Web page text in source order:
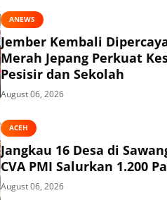
ANEWS
Jember Kembali
Merah Jepang Perkuat
Pesisir dan Sekolah
August 06, 2026
ACEH
Jangkau 16 Desa di
CVA PMI Salurkan 1.200
August 06, 2026